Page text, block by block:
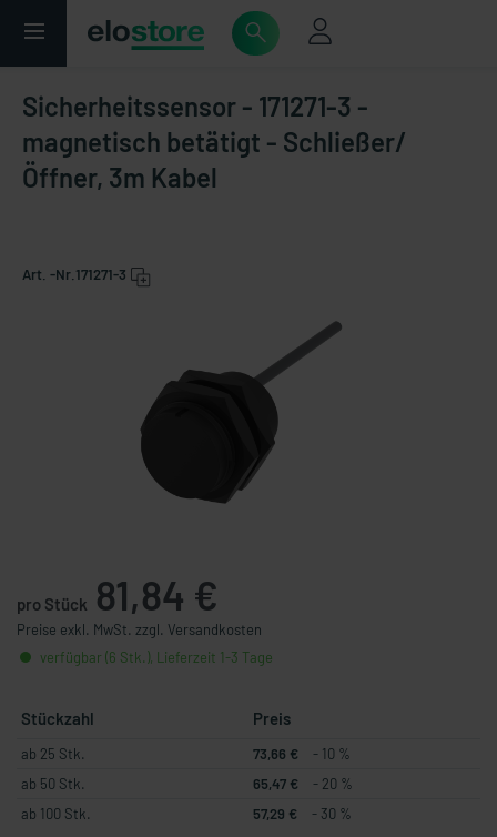
Sicherheitssensor - 171271-3 -
magnetisch betätigt - Schließer/
Öffner, 3m Kabel
Art. -Nr. 171271-3
pro Stück 81,84 €
Preise exkl. MwSt. zzgl. Versandkosten
verfügbar (6 Stk.), Lieferzeit 1-3 Tage
Stückzahl Preis
ab 25 Stk. 73,66 €
- 10 %
ab 50 Stk.
65,47 €
- 20 %
ab 100 Stk.
57,29 € - 30 %